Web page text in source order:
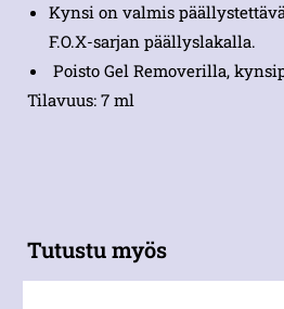
Kynsi on valmis
F.O.X-sarjan päällyslakalla.
Poisto Gel Removerilla,
Tilavuus: 7 ml
Tutustu myös